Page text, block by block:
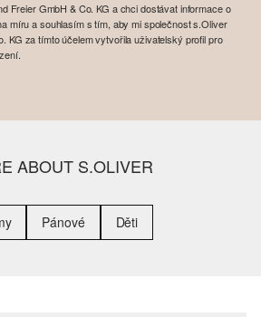
Freier GmbH & Co. KG a chci dostávat informace o
míru a souhlasím s tím, aby mi společnost s.Oliver
KG za tímto účelem vytvořila uživatelský profil pro
ABOUT S.OLIVER
Pánové Děti